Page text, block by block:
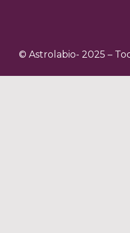
© Astrolabio- 2025 –